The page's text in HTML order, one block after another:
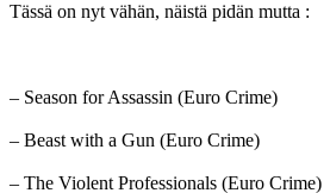
Tässä on nyt vähän, näistä pidän mutta :
– Season for Assassin (Euro Crime)
– Beast with a Gun (Euro Crime)
– The Violent Professionals (Euro Crime)